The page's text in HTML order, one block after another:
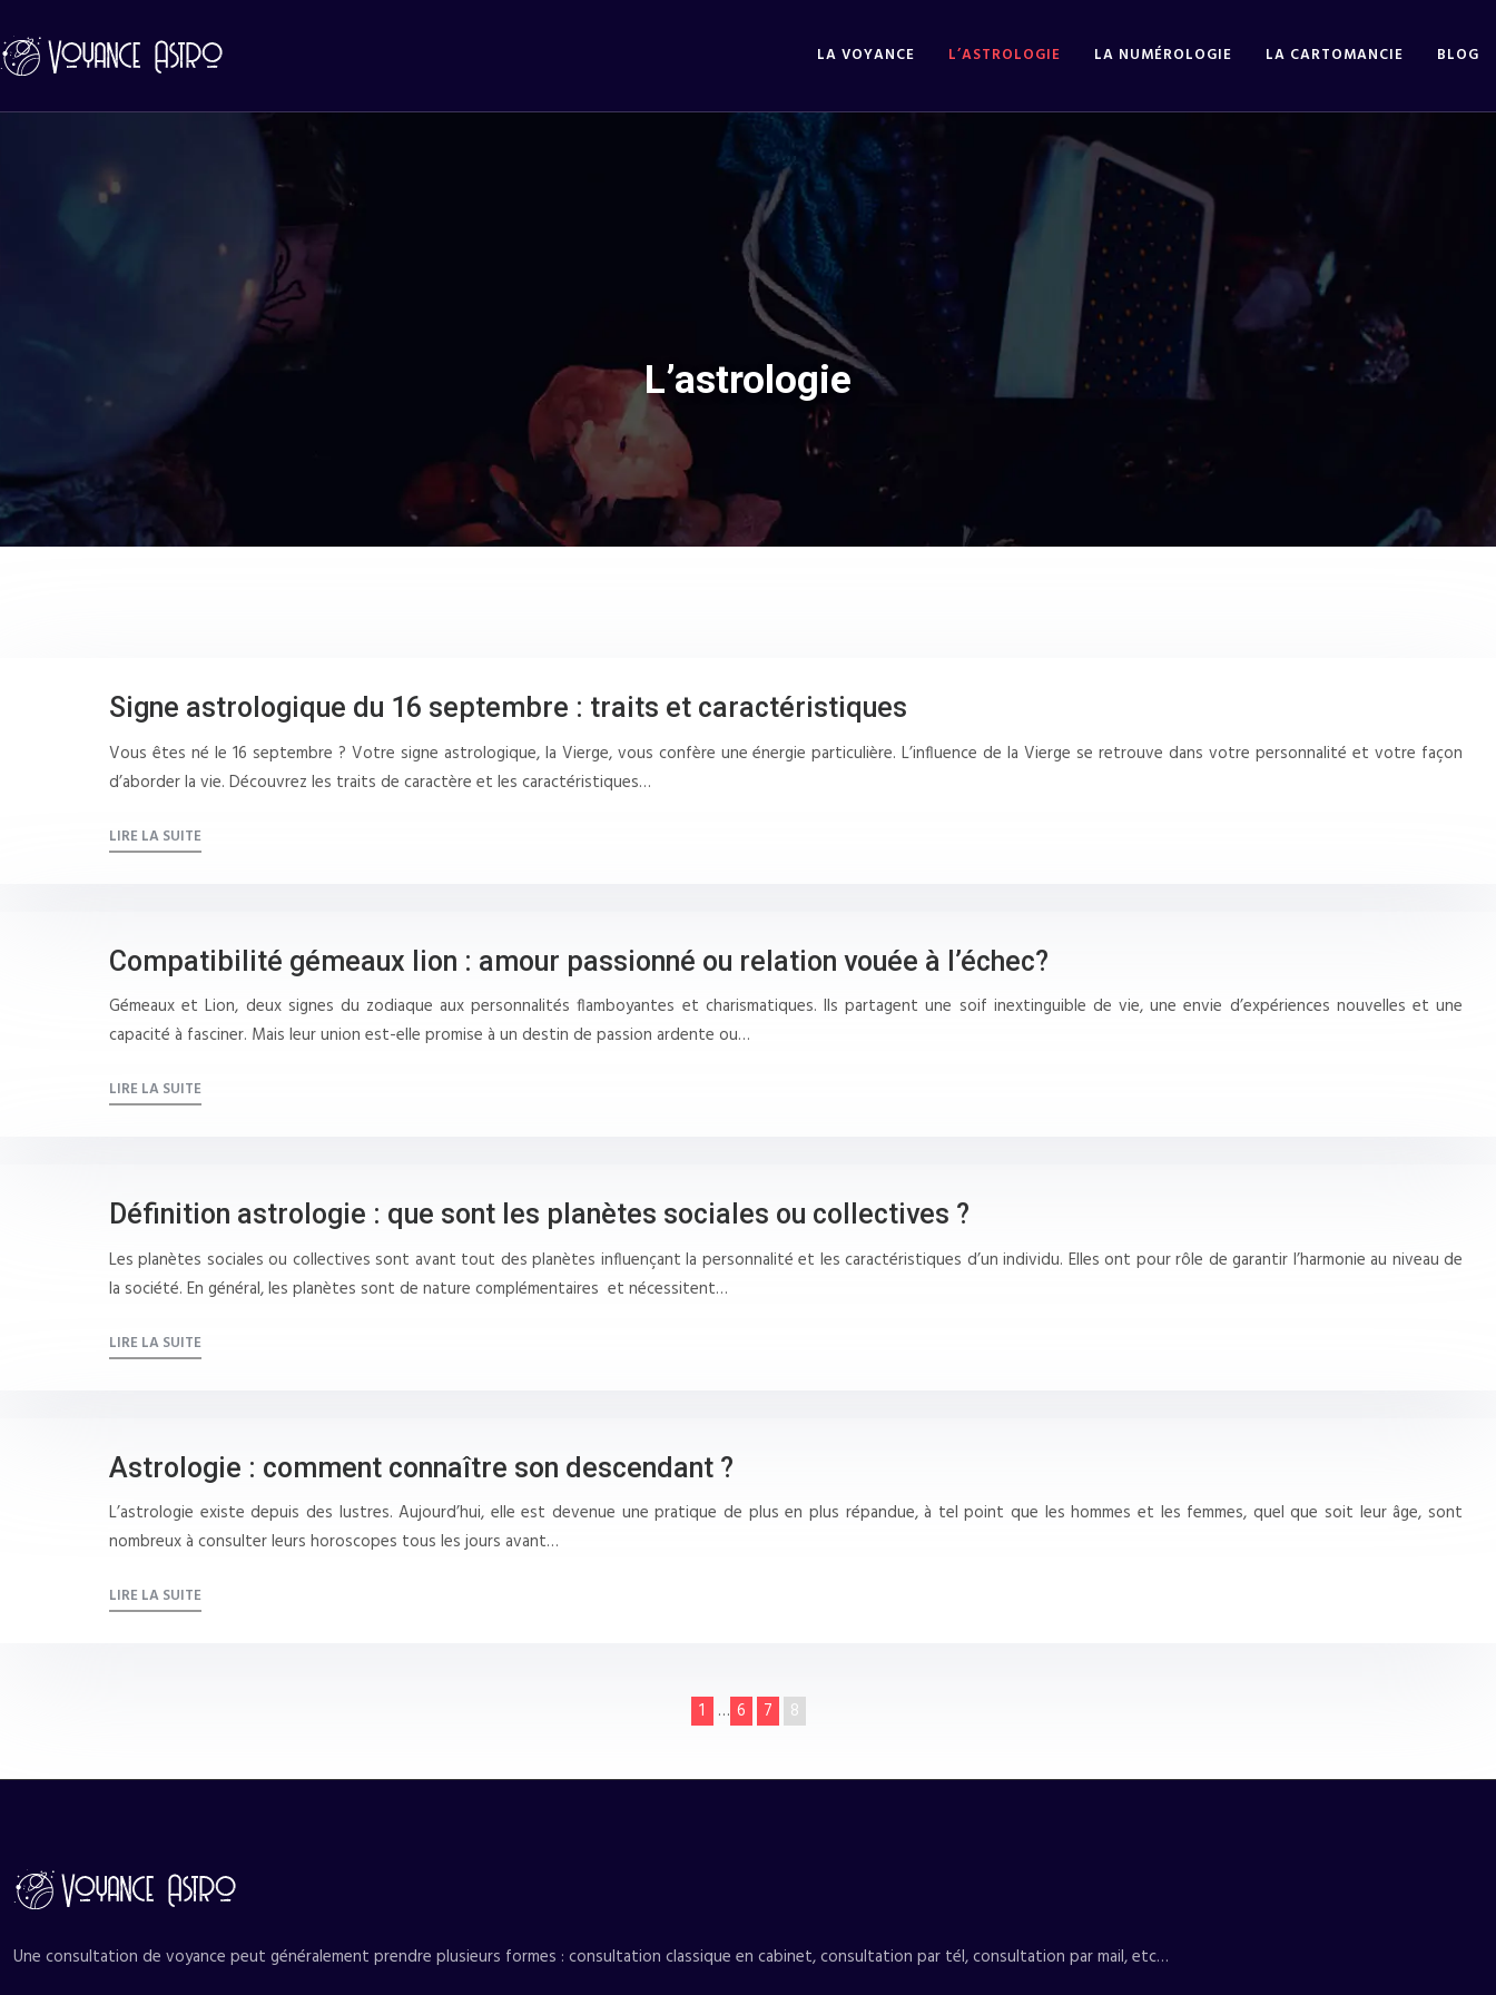
LA VOYANCE L’ASTROLOGIE LA NUMÉROLOGIE LA CARTOMANCIE BLOG
L’astrologie
Signe astrologique du 16 septembre : traits et caractéristiques
Vous êtes né le 16 septembre ? Votre signe astrologique, la Vierge, vous confère une énergie particulière. L’influence de la Vierge se retrouve dans votre personnalité et votre façon
d’aborder la vie. Découvrez les traits de caractère et les caractéristiques…
LIRE LA SUITE
Compatibilité gémeaux lion : amour passionné ou relation vouée à l’échec?
Gémeaux et Lion, deux signes du zodiaque aux personnalités flamboyantes et charismatiques. Ils partagent une soif inextinguible de vie, une envie d’expériences nouvelles et une
capacité à fasciner. Mais leur union est-elle promise à un destin de passion ardente ou…
LIRE LA SUITE
Définition astrologie : que sont les planètes sociales ou collectives ?
Les planètes sociales ou collectives sont avant tout des planètes influençant la personnalité et les caractéristiques d’un individu. Elles ont pour rôle de garantir l’harmonie au niveau de
la société. En général, les planètes sont de nature complémentaires et nécessitent…
LIRE LA SUITE
Astrologie : comment connaître son descendant ?
L’astrologie existe depuis des lustres. Aujourd’hui, elle est devenue une pratique de plus en plus répandue, à tel point que les hommes et les femmes, quel que soit leur âge, sont
nombreux à consulter leurs horoscopes tous les jours avant…
LIRE LA SUITE
1 … 6 7 8
Une consultation de voyance peut généralement prendre plusieurs formes : consultation classique en cabinet, consultation par tél, consultation par mail, etc…